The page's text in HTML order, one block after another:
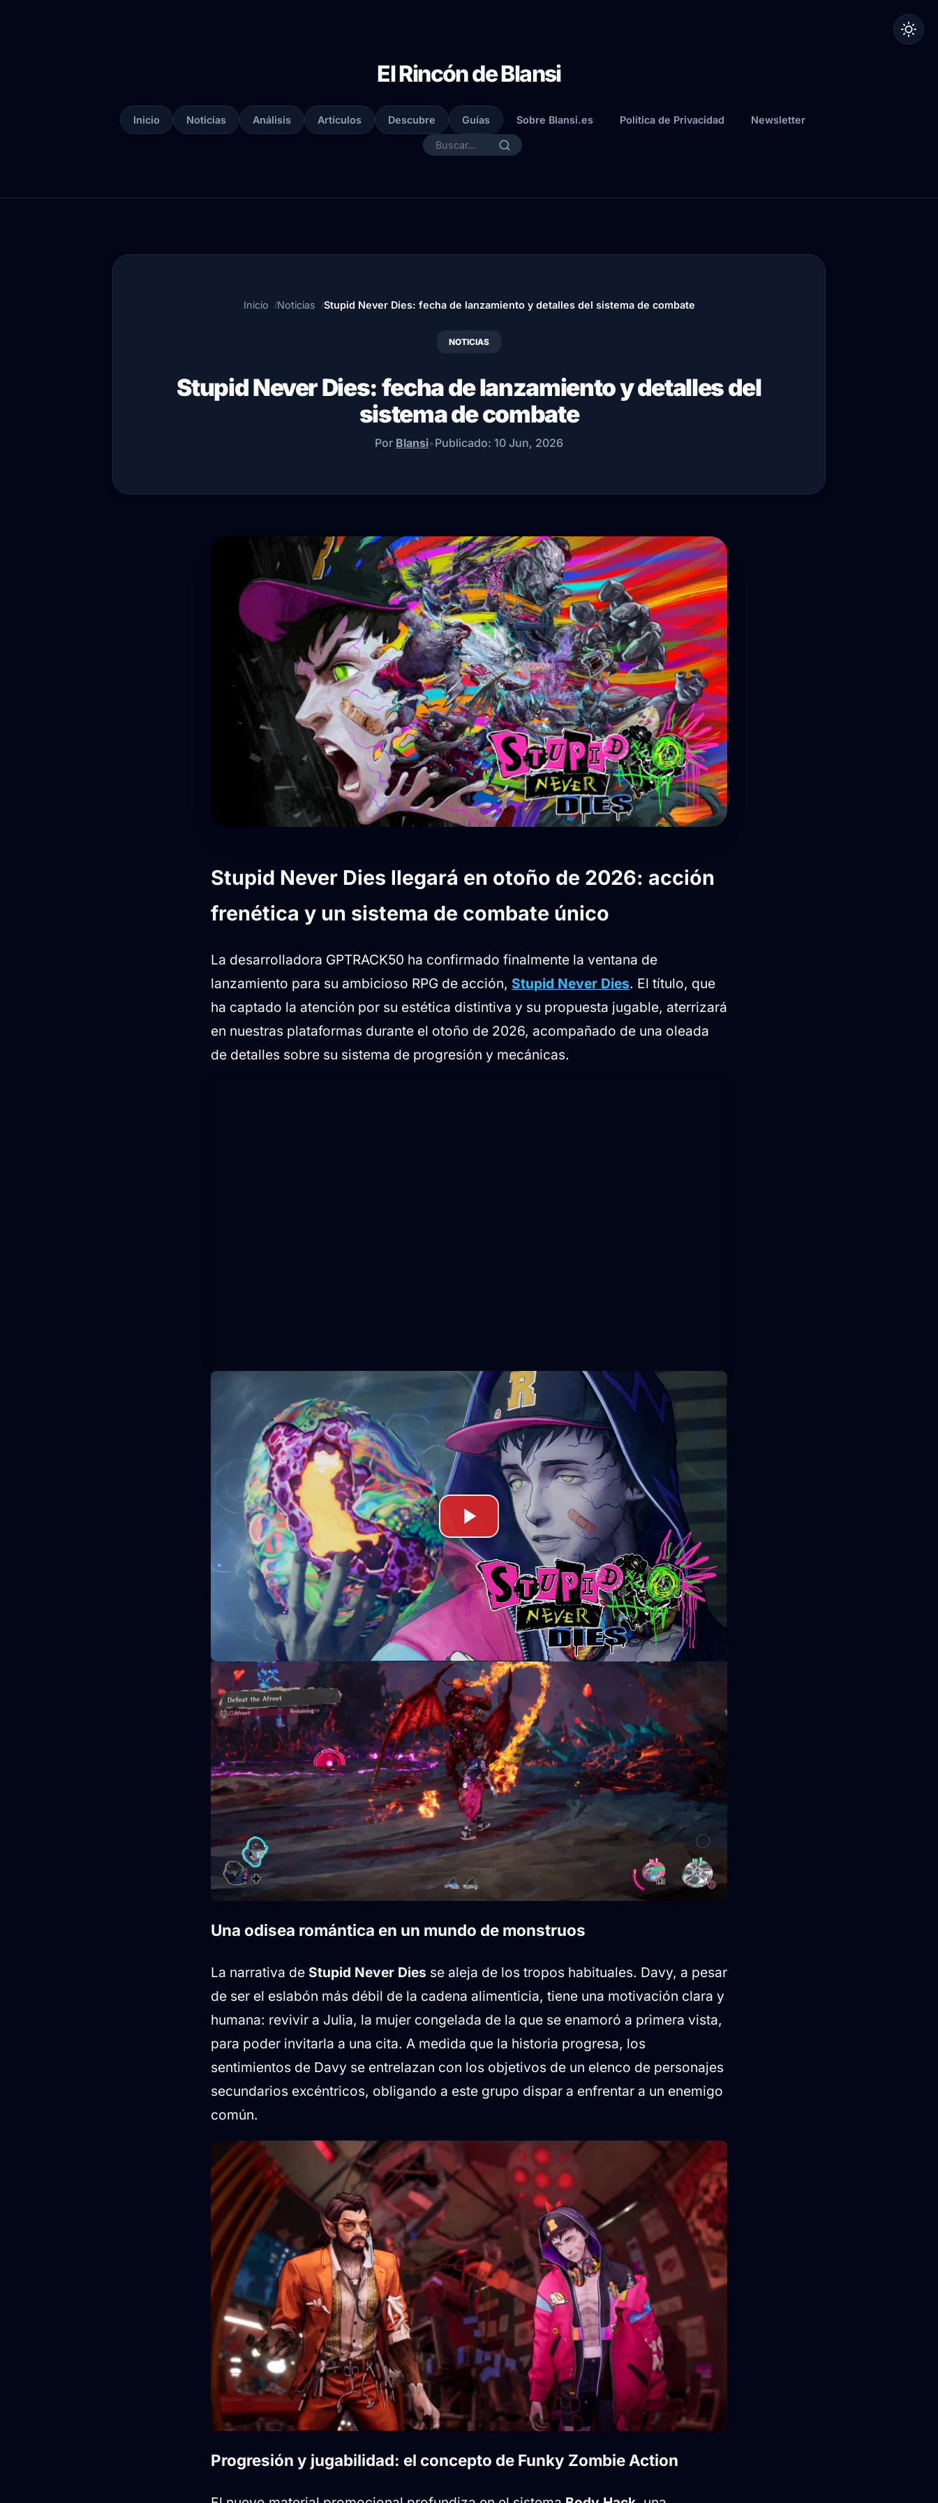
El Rincón de Blansi
Inicio Noticias Análisis Artículos Descubre Guías Sobre Blansi.es Política de Privacidad Newsletter
Inicio Noticias Stupid Never Dies: fecha de lanzamiento y detalles del sistema de combate
NOTICIAS
Stupid Never Dies: fecha de lanzamiento y detalles del
sistema de combate
Por Blansi•Publicado: 10 Jun, 2026
Stupid Never Dies llegará en otoño de 2026: acción
frenética y un sistema de combate único
La desarrolladora GPTRACK50 ha confirmado finalmente la ventana de
lanzamiento para su ambicioso RPG de acción, Stupid Never Dies. El título, que
ha captado la atención por su estética distintiva y su propuesta jugable, aterrizará
en nuestras plataformas durante el otoño de 2026, acompañado de una oleada
de detalles sobre su sistema de progresión y mecánicas.
Domina el sistema Style Eat para sobrevivir
En esta aventura, te pondrás en la piel de Davy, el zombi más débil y cobarde de
todo el inframundo. Sin embargo, su fragilidad es solo una fachada. Gracias al
sistema de combateStyle Eat, Davy tiene la capacidad de devorar a otros
monstruos para absorber sus habilidades únicas. Deberás dominar esta
mecánica para alternar entre las 11 formas disponibles, incluyendo su estado
base de zombi, además de las variantes de hombre lobo, arpía, gólem, vampiro,
fuego fatuo, cíclope, hada de las nieves, sirena, liche y demonio.
Una odisea romántica en un mundo de monstruos
La narrativa de Stupid Never Dies se aleja de los tropos habituales. Davy, a pesar
de ser el eslabón más débil de la cadena alimenticia, tiene una motivación clara y
humana: revivir a Julia, la mujer congelada de la que se enamoró a primera vista,
para poder invitarla a una cita. A medida que la historia progresa, los
sentimientos de Davy se entrelazan con los objetivos de un elenco de personajes
secundarios excéntricos, obligando a este grupo dispar a enfrentar a un enemigo
común.
Progresión y jugabilidad: el concepto de Funky Zombie Action